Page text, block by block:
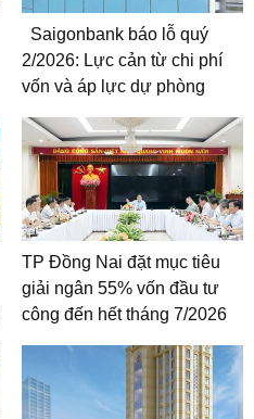
Saigonbank báo lỗ quý
2/2026: Lực cản từ chi phí
vốn và áp lực dự phòng
TP Đồng Nai đặt mục tiêu
giải ngân 55% vốn đầu tư
công đến hết tháng 7/2026